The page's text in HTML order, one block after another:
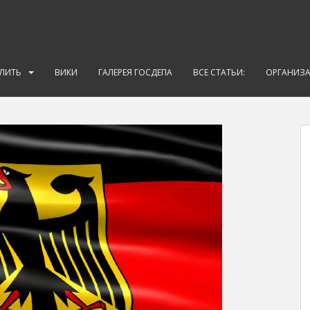
ВИКИ ГАЛЕРЕЯ ГОСДЕПА ВСЕ СТАТЬИ: